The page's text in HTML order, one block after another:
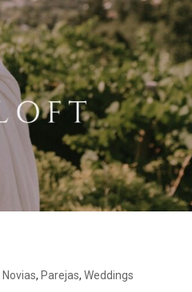
Novias, Parejas,Weddings